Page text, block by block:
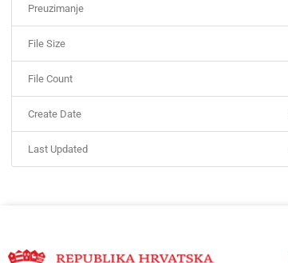
Preuzimanje
File Size
File Count
Create Date
Last Updated